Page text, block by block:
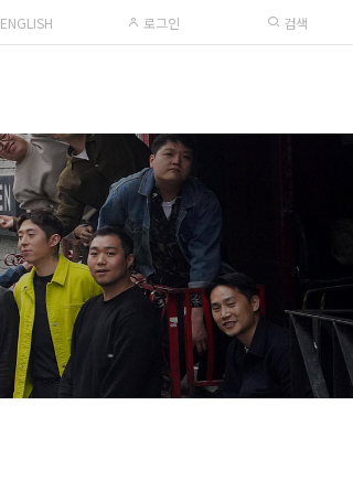
ENGLISH 로그인 검색